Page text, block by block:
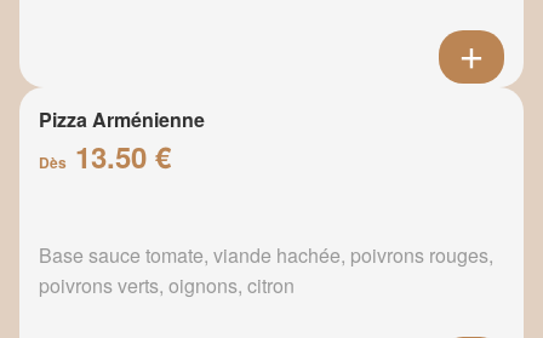
Pizza Arménienne
Dès 13.50 €
Base sauce tomate, viande hachée, poivrons rouges,
poivrons verts, oignons, citron